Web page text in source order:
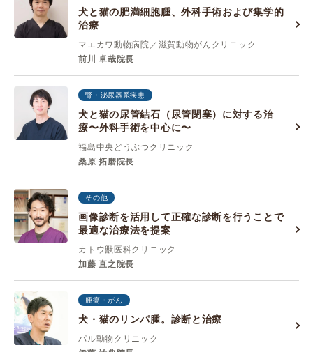
犬と猫の肥満細胞腫、外科手術および集学的
治療
マエカワ動物病院／滋賀動物がんクリニック
前川 卓哉院長
腎・泌尿器系疾患
犬と猫の尿管結石（尿管閉塞）に対する治
療〜外科手術を中心に〜
福島中央どうぶつクリニック
桑原 拓磨院長
その他
画像診断を活用して正確な診断を行うことで
最適な治療法を提案
カトウ獣医科クリニック
加藤 直之院長
腫瘍・がん
犬・猫のリンパ腫。診断と治療
パル動物クリニック